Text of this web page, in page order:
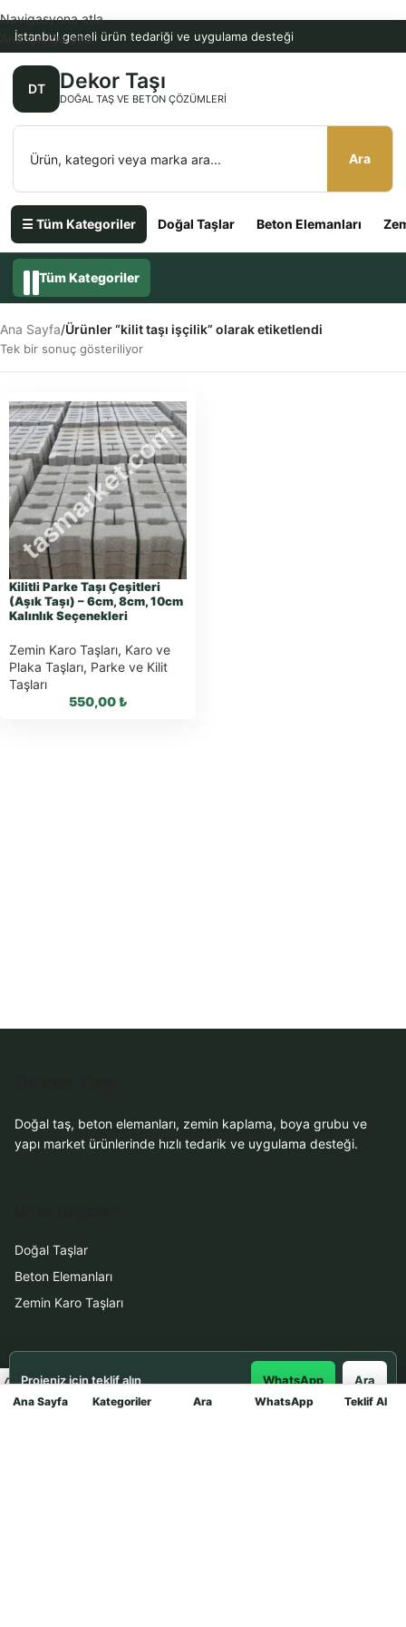
İstanbul geneli ürün tedariği ve uygulama desteği
DT Dekor Taşı
DOĞAL TAŞ VE BETON ÇÖZÜMLERI
Ara
☰ Tüm Kategoriler Doğal Taşlar Beton Elemanları
Navigasyona atla
Ana içeriğe atla
Tüm Kategoriler
Ana Sayfa/Ürünler “kilit taşı işçilik” olarak etiketlendi
Tek bir sonuç gösteriliyor
Kilitli Parke Taşı Çeşitleri
(Aşık Taşı) – 6cm, 8cm, 10cm
Kalınlık Seçenekleri
Zemin Karo Taşları, Karo ve
Plaka Taşları, Parke ve Kilit
Taşları
550,00₺
Ana Sayfa Kategoriler Ara WhatsApp Teklif Al
Doğal taş, beton elemanları, zemin kaplama, boya grubu ve
yapı market ürünlerinde hızlı tedarik ve uygulama desteği.
Doğal Taşlar
Beton Elemanları
Zemin Karo Taşları
Hizmetler
Uygulama
Projeniz için teklif alın WhatsApp Ara